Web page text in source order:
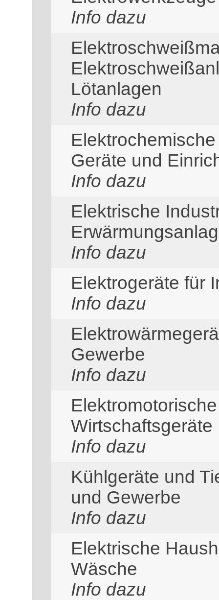
Info dazu
Lötanlagen
Info dazu
Geräte und
Info dazu
Elektrische
Info dazu
Elektrogeräte für
Info dazu
Gewerbe
Info dazu
Wirtschaftsgeräte
Info dazu
Kühlgeräte und
und Gewerbe
Info dazu
Elektrische
Wäsche
Info dazu